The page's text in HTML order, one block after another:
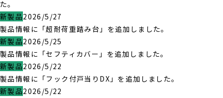
た。
新製品2026/5/27
製品情報に「超耐荷重踏み台」を追加しました。
新製品2026/5/25
製品情報に「セフティカバー」を追加しました。
新製品2026/5/22
製品情報に「フック付戸当りDX」を追加しました。
新製品2026/5/22